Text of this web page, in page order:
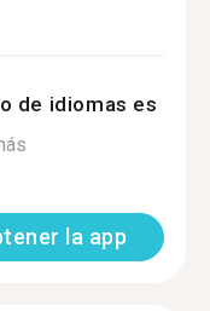
de idiomas es
la app